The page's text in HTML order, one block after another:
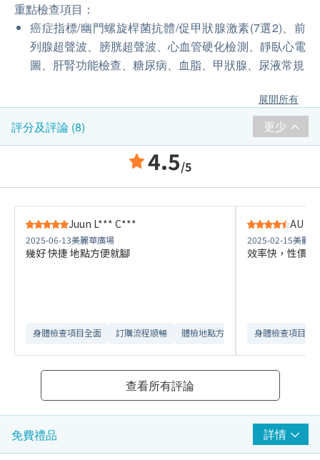
重點檢查項目：
癌症指標/幽門螺旋桿菌抗體/促甲狀腺激素(7選2)、前
列腺超聲波、膀胱超聲波、心血管硬化檢測、靜臥心電
圖、肝腎功能檢查、糖尿病、血脂、甲狀腺、尿液常規
展開所有
評分及評論 (8) 更少
4.5/5
Juun L*** C***
2025-06-13美麗華廣場
幾好 快捷 地點方便就腳
身體檢查項目全面 訂購流程順暢 體檢地點方便
AU
2025-02-15美麗
效率快，性價
身體檢查項目全
查看所有評論
免費禮品 詳情